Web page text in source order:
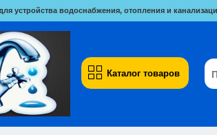
устройства водоснабжения, отопления и
Каталог товаров